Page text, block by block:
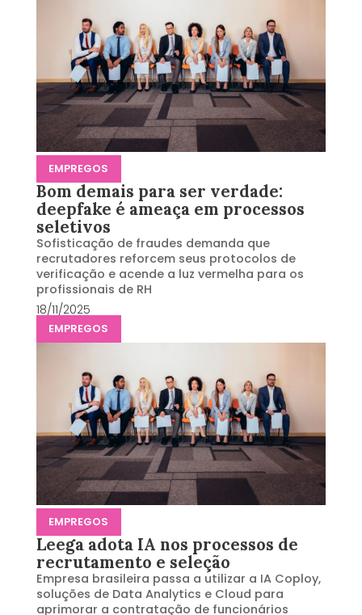
EMPREGOS
Bom demais para ser verdade:
deepfake é ameaça em processos
seletivos
Sofisticação de fraudes demanda que
recrutadores reforcem seus protocolos de
verificação e acende a luz vermelha para os
profissionais de RH
18/11/2025
EMPREGOS
EMPREGOS
Leega adota IA nos processos de
recrutamento e seleção
Empresa brasileira passa a utilizar a IA Coploy,
soluções de Data Analytics e Cloud para
aprimorar a contratação de funcionários